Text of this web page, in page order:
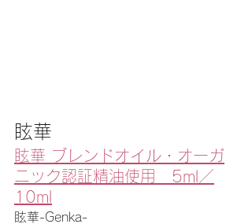
眩華
眩華 ブレンドオイル・オーガ
ニック認証精油使用　5ml／
10ml
眩華-Genka-